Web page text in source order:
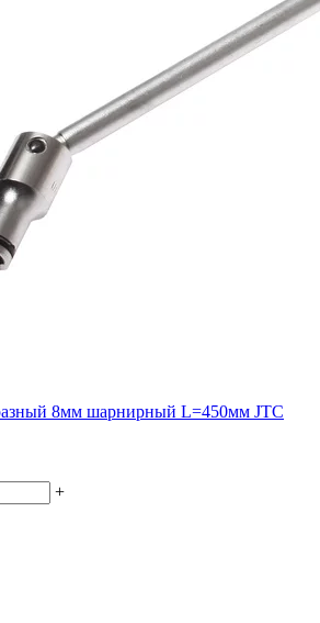
8мм шарнирный L=450мм JTC
+